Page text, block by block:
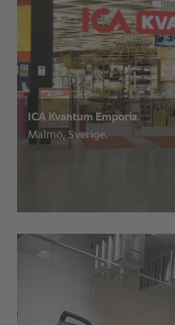
ICA Kvantum Emporia.
Malmö, Sverige.